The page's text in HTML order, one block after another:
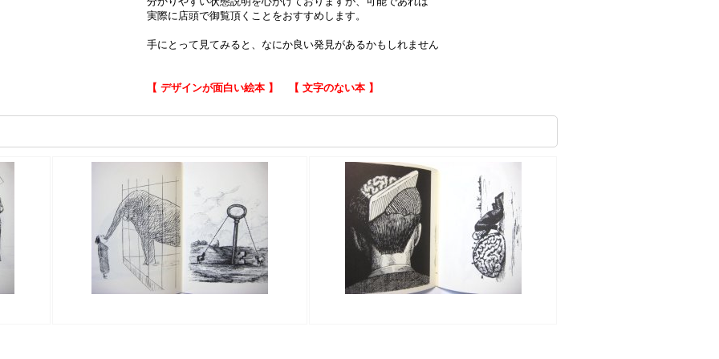
実際に店頭で御覧頂くことをおすすめします。
手にとって見てみると、なにか良い発見があるかもしれません
【 デザインが面白い絵本 】 【 文字のない本 】